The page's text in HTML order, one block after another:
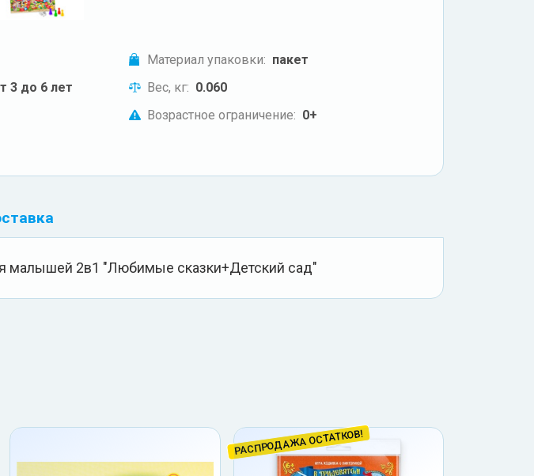
3 до 6 лет
Материал упаковки: пакет
Вес, кг: 0.060
Возрастное ограничение: 0+
малышей 2в1 "Любимые сказки+Детский сад"
РАСПРОДАЖА ОСТАТКОВ!